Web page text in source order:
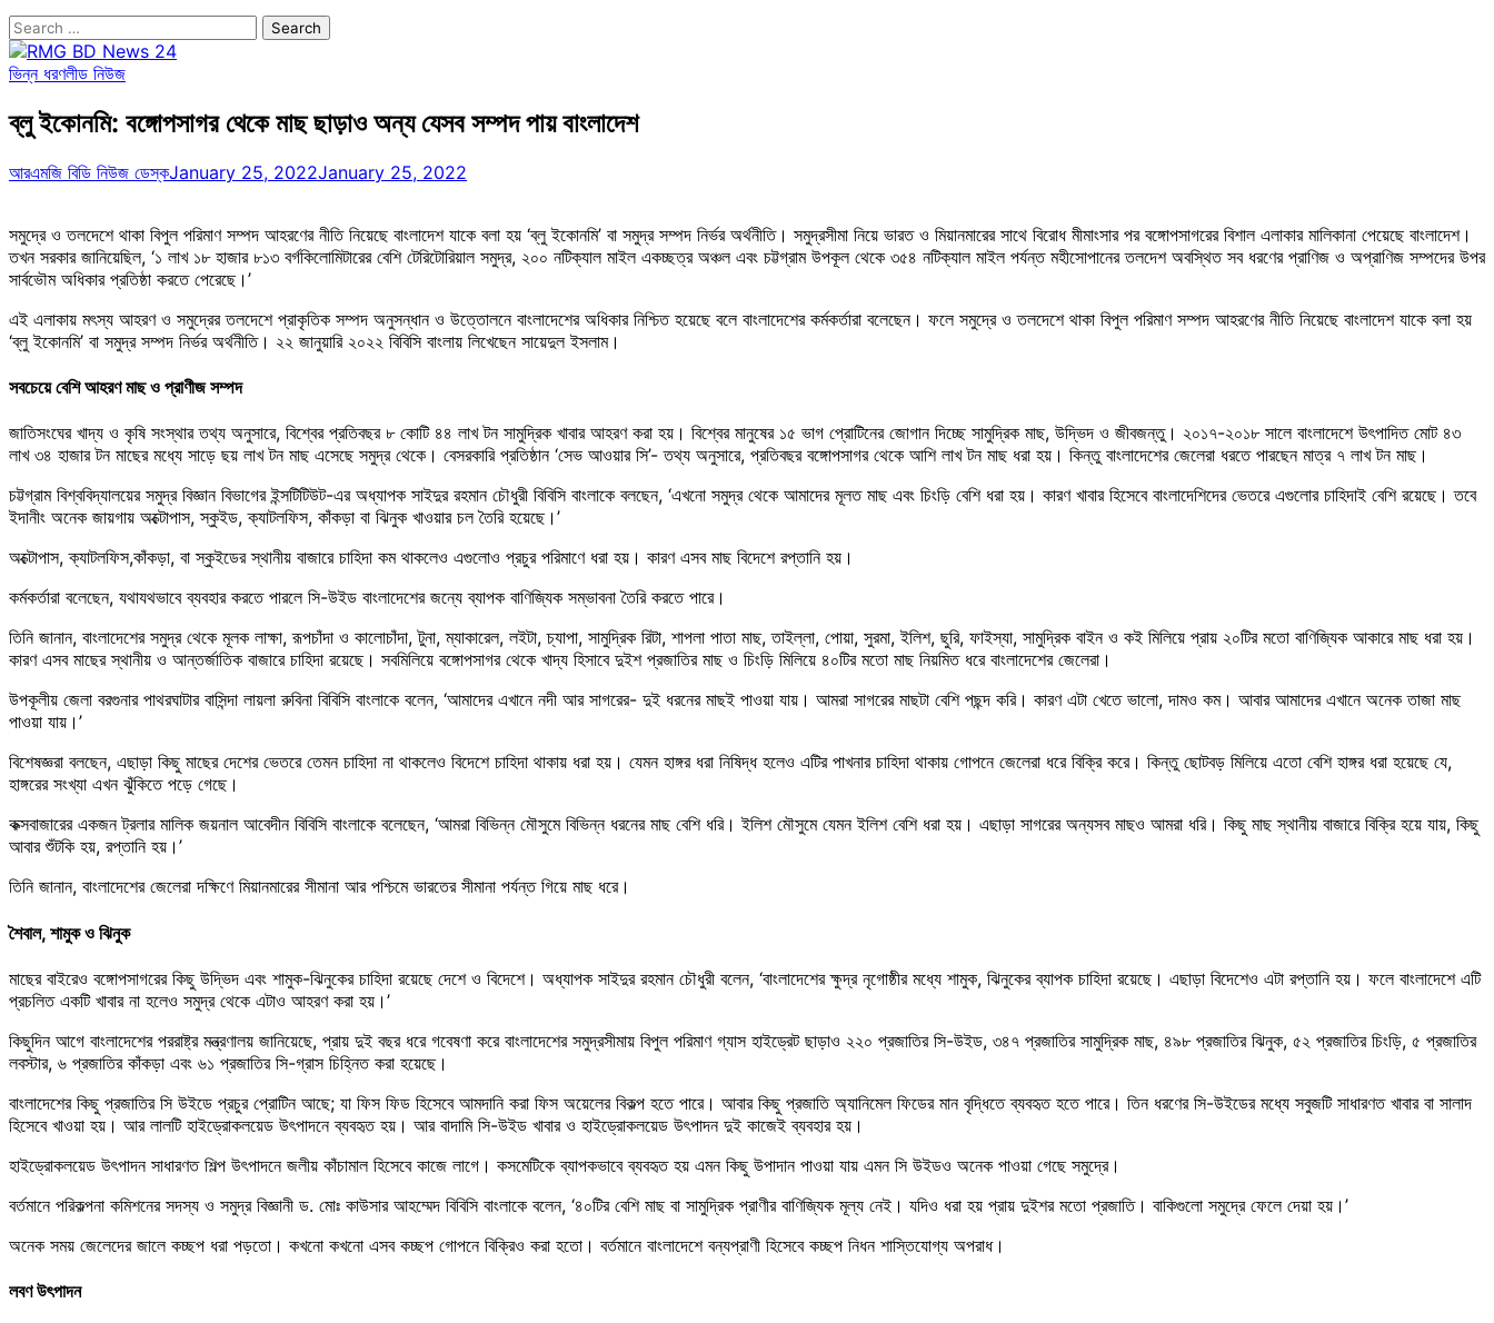
Search
for:
ভিন্ন ধরণলীড নিউজ
ব্লু ইকোনমি: বঙ্গোপসাগর থেকে মাছ ছাড়াও অন্য যেসব সম্পদ পায় বাংলাদেশ
আরএমজি বিডি নিউজ ডেস্কJanuary 25, 2022January 25, 2022
সমুদ্রে ও তলদেশে থাকা বিপুল পরিমাণ সম্পদ আহরণের নীতি নিয়েছে বাংলাদেশ যাকে বলা হয় ‘ব্লু ইকোনমি’ বা সমুদ্র সম্পদ নির্ভর অর্থনীতি। সমুদ্রসীমা নিয়ে ভারত ও মিয়ানমারের সাথে বিরোধ মীমাংসার পর বঙ্গোপসাগরের বিশাল এলাকার মালিকানা পেয়েছে বাংলাদেশ।
তখন সরকার জানিয়েছিল, ‘১ লাখ ১৮ হাজার ৮১৩ বর্গকিলোমিটারের বেশি টেরিটোরিয়াল সমুদ্র, ২০০ নটিক্যাল মাইল একচ্ছত্র অঞ্চল এবং চট্টগ্রাম উপকূল থেকে ৩৫৪ নটিক্যাল মাইল পর্যন্ত মহীসোপানের তলদেশ অবস্থিত সব ধরণের প্রাণিজ ও অপ্রাণিজ সম্পদের উপর
সার্বভৌম অধিকার প্রতিষ্ঠা করতে পেরেছে।’
এই এলাকায় মৎস্য আহরণ ও সমুদ্রের তলদেশে প্রাকৃতিক সম্পদ অনুসন্ধান ও উত্তোলনে বাংলাদেশের অধিকার নিশ্চিত হয়েছে বলে বাংলাদেশের কর্মকর্তারা বলেছেন। ফলে সমুদ্রে ও তলদেশে থাকা বিপুল পরিমাণ সম্পদ আহরণের নীতি নিয়েছে বাংলাদেশ যাকে বলা হয়
‘ব্লু ইকোনমি’ বা সমুদ্র সম্পদ নির্ভর অর্থনীতি। ২২ জানুয়ারি ২০২২ বিবিসি বাংলায় লিখেছেন সায়েদুল ইসলাম।
সবচেয়ে বেশি আহরণ মাছ ও প্রাণীজ সম্পদ
জাতিসংঘের খাদ্য ও কৃষি সংস্থার তথ্য অনুসারে, বিশ্বের প্রতিবছর ৮ কোটি ৪৪ লাখ টন সামুদ্রিক খাবার আহরণ করা হয়। বিশ্বের মানুষের ১৫ ভাগ প্রোটিনের জোগান দিচ্ছে সামুদ্রিক মাছ, উদ্ভিদ ও জীবজন্তু। ২০১৭-২০১৮ সালে বাংলাদেশে উৎপাদিত মোট ৪৩
লাখ ৩৪ হাজার টন মাছের মধ্যে সাড়ে ছয় লাখ টন মাছ এসেছে সমুদ্র থেকে। বেসরকারি প্রতিষ্ঠান ‘সেভ আওয়ার সি’- তথ্য অনুসারে, প্রতিবছর বঙ্গোপসাগর থেকে আশি লাখ টন মাছ ধরা হয়। কিন্তু বাংলাদেশের জেলেরা ধরতে পারছেন মাত্র ৭ লাখ টন মাছ।
চট্টগ্রাম বিশ্ববিদ্যালয়ের সমুদ্র বিজ্ঞান বিভাগের ইন্সটিটিউট-এর অধ্যাপক সাইদুর রহমান চৌধুরী বিবিসি বাংলাকে বলছেন, ‘এখনো সমুদ্র থেকে আমাদের মূলত মাছ এবং চিংড়ি বেশি ধরা হয়। কারণ খাবার হিসেবে বাংলাদেশিদের ভেতরে এগুলোর চাহিদাই বেশি রয়েছে। তবে
ইদানীং অনেক জায়গায় অক্টোপাস, স্কুইড, ক্যাটলফিস, কাঁকড়া বা ঝিনুক খাওয়ার চল তৈরি হয়েছে।’
অক্টোপাস, ক্যাটলফিস,কাঁকড়া, বা স্কুইডের স্থানীয় বাজারে চাহিদা কম থাকলেও এগুলোও প্রচুর পরিমাণে ধরা হয়। কারণ এসব মাছ বিদেশে রপ্তানি হয়।
কর্মকর্তারা বলেছেন, যথাযথভাবে ব্যবহার করতে পারলে সি-উইড বাংলাদেশের জন্যে ব্যাপক বাণিজ্যিক সম্ভাবনা তৈরি করতে পারে।
তিনি জানান, বাংলাদেশের সমুদ্র থেকে মূলক লাক্ষা, রূপচাঁদা ও কালোচাঁদা, টুনা, ম্যাকারেল, লইটা, চ্যাপা, সামুদ্রিক রিটা, শাপলা পাতা মাছ, তাইল্লা, পোয়া, সুরমা, ইলিশ, ছুরি, ফাইস্যা, সামুদ্রিক বাইন ও কই মিলিয়ে প্রায় ২০টির মতো বাণিজ্যিক আকারে মাছ ধরা হয়।
কারণ এসব মাছের স্থানীয় ও আন্তর্জাতিক বাজারে চাহিদা রয়েছে। সবমিলিয়ে বঙ্গোপসাগর থেকে খাদ্য হিসাবে দুইশ প্রজাতির মাছ ও চিংড়ি মিলিয়ে ৪০টির মতো মাছ নিয়মিত ধরে বাংলাদেশের জেলেরা।
উপকূলীয় জেলা বরগুনার পাথরঘাটার বাসিন্দা লায়লা রুবিনা বিবিসি বাংলাকে বলেন, ‘আমাদের এখানে নদী আর সাগরের- দুই ধরনের মাছই পাওয়া যায়। আমরা সাগরের মাছটা বেশি পছন্দ করি। কারণ এটা খেতে ভালো, দামও কম। আবার আমাদের এখানে অনেক তাজা মাছ
পাওয়া যায়।’
বিশেষজ্ঞরা বলছেন, এছাড়া কিছু মাছের দেশের ভেতরে তেমন চাহিদা না থাকলেও বিদেশে চাহিদা থাকায় ধরা হয়। যেমন হাঙ্গর ধরা নিষিদ্ধ হলেও এটির পাখনার চাহিদা থাকায় গোপনে জেলেরা ধরে বিক্রি করে। কিন্তু ছোটবড় মিলিয়ে এতো বেশি হাঙ্গর ধরা হয়েছে যে,
হাঙ্গরের সংখ্যা এখন ঝুঁকিতে পড়ে গেছে।
কক্সবাজারের একজন ট্রলার মালিক জয়নাল আবেদীন বিবিসি বাংলাকে বলেছেন, ‘আমরা বিভিন্ন মৌসুমে বিভিন্ন ধরনের মাছ বেশি ধরি। ইলিশ মৌসুমে যেমন ইলিশ বেশি ধরা হয়। এছাড়া সাগরের অন্যসব মাছও আমরা ধরি। কিছু মাছ স্থানীয় বাজারে বিক্রি হয়ে যায়, কিছু
আবার শুঁটকি হয়, রপ্তানি হয়।’
তিনি জানান, বাংলাদেশের জেলেরা দক্ষিণে মিয়ানমারের সীমানা আর পশ্চিমে ভারতের সীমানা পর্যন্ত গিয়ে মাছ ধরে।
শৈবাল, শামুক ও ঝিনুক
মাছের বাইরেও বঙ্গোপসাগরের কিছু উদ্ভিদ এবং শামুক-ঝিনুকের চাহিদা রয়েছে দেশে ও বিদেশে। অধ্যাপক সাইদুর রহমান চৌধুরী বলেন, ‘বাংলাদেশের ক্ষুদ্র নৃগোষ্ঠীর মধ্যে শামুক, ঝিনুকের ব্যাপক চাহিদা রয়েছে। এছাড়া বিদেশেও এটা রপ্তানি হয়। ফলে বাংলাদেশে এটি
প্রচলিত একটি খাবার না হলেও সমুদ্র থেকে এটাও আহরণ করা হয়।’
কিছুদিন আগে বাংলাদেশের পররাষ্ট্র মন্ত্রণালয় জানিয়েছে, প্রায় দুই বছর ধরে গবেষণা করে বাংলাদেশের সমুদ্রসীমায় বিপুল পরিমাণ গ্যাস হাইড্রেট ছাড়াও ২২০ প্রজাতির সি-উইড, ৩৪৭ প্রজাতির সামুদ্রিক মাছ, ৪৯৮ প্রজাতির ঝিনুক, ৫২ প্রজাতির চিংড়ি, ৫ প্রজাতির
লবস্টার, ৬ প্রজাতির কাঁকড়া এবং ৬১ প্রজাতির সি-গ্রাস চিহ্নিত করা হয়েছে।
বাংলাদেশের কিছু প্রজাতির সি উইডে প্রচুর প্রোটিন আছে; যা ফিস ফিড হিসেবে আমদানি করা ফিস অয়েলের বিকল্প হতে পারে। আবার কিছু প্রজাতি অ্যানিমেল ফিডের মান বৃদ্ধিতে ব্যবহৃত হতে পারে। তিন ধরণের সি-উইডের মধ্যে সবুজটি সাধারণত খাবার বা সালাদ
হিসেবে খাওয়া হয়। আর লালটি হাইড্রোকলয়েড উৎপাদনে ব্যবহৃত হয়। আর বাদামি সি-উইড খাবার ও হাইড্রোকলয়েড উৎপাদন দুই কাজেই ব্যবহার হয়।
হাইড্রোকলয়েড উৎপাদন সাধারণত শিল্প উৎপাদনে জলীয় কাঁচামাল হিসেবে কাজে লাগে। কসমেটিকে ব্যাপকভাবে ব্যবহৃত হয় এমন কিছু উপাদান পাওয়া যায় এমন সি উইডও অনেক পাওয়া গেছে সমুদ্রে।
বর্তমানে পরিকল্পনা কমিশনের সদস্য ও সমুদ্র বিজ্ঞানী ড. মোঃ কাউসার আহম্মেদ বিবিসি বাংলাকে বলেন, ‘৪০টির বেশি মাছ বা সামুদ্রিক প্রাণীর বাণিজ্যিক মূল্য নেই। যদিও ধরা হয় প্রায় দুইশর মতো প্রজাতি। বাকিগুলো সমুদ্রে ফেলে দেয়া হয়।’
অনেক সময় জেলেদের জালে কচ্ছপ ধরা পড়তো। কখনো কখনো এসব কচ্ছপ গোপনে বিক্রিও করা হতো। বর্তমানে বাংলাদেশে বন্যপ্রাণী হিসেবে কচ্ছপ নিধন শাস্তিযোগ্য অপরাধ।
লবণ উৎপাদন